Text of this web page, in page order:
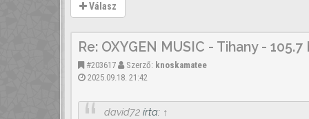
Válasz
Re: OXYGEN MUSIC - Tihany - 105.7
#203617 Szerző: knoskamatee
2025.09.18. 21:42
david72írta: ↑